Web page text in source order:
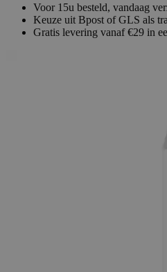
Voor 15u besteld, vandaag
Keuze uit Bpost of GLS als
Gratis levering vanaf €29 in